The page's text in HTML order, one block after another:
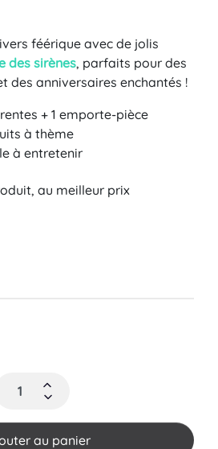
féérique avec de jolis
des sirènes, parfaits pour des
des anniversaires enchantés !
+ 1 emporte-pièce
à thème
à entretenir
au meilleur prix
au panier